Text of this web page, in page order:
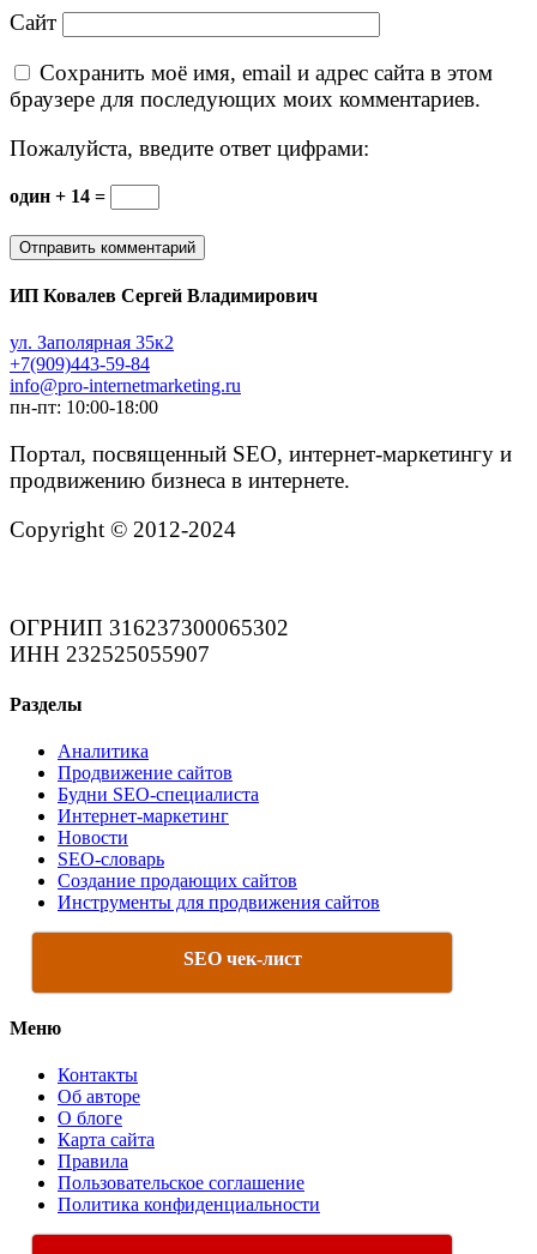
Сайт
Сохранить моё имя, email и адрес сайта в этом
браузере для последующих моих комментариев.
Пожалуйста, введите ответ цифрами:
один + 14 =
ИП Ковалев Сергей Владимирович
ул. Заполярная 35к2
+7(909)443-59-84
info@pro-internetmarketing.ru
пн-пт: 10:00-18:00
Портал, посвященный SEO, интернет-маркетингу и
продвижению бизнеса в интернете.
Copyright © 2012-2024
ОГРНИП 316237300065302
ИНН 232525055907
Разделы
Аналитика
Продвижение сайтов
Будни SEO-специалиста
Интернет-маркетинг
Новости
SEO-словарь
Создание продающих сайтов
Инструменты для продвижения сайтов
SEO чек-лист
Меню
Контакты
Об авторе
О блоге
Карта сайта
Правила
Пользовательское соглашение
Политика конфиденциальности